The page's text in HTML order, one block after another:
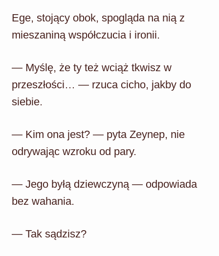
Ege, stojący obok, spogląda na nią z
mieszaniną współczucia i ironii.
— Myślę, że ty też wciąż tkwisz w
przeszłości… — rzuca cicho, jakby do
siebie.
— Kim ona jest? — pyta Zeynep, nie
odrywając wzroku od pary.
— Jego byłą dziewczyną — odpowiada
bez wahania.
— Tak sądzisz?